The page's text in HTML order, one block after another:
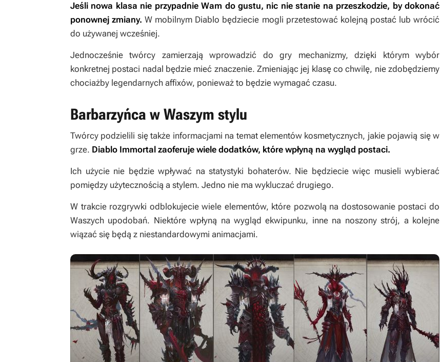
Jeśli nowa klasa nie przypadnie Wam do gustu, nic nie stanie na przeszkodzie, by dokonać
ponownej zmiany. W mobilnym Diablo będziecie mogli przetestować kolejną postać lub wrócić
do używanej wcześniej.
Jednocześnie twórcy zamierzają wprowadzić do gry mechanizmy, dzięki którym wybór
konkretnej postaci nadal będzie mieć znaczenie. Zmieniając jej klasę co chwilę, nie zdobędziemy
chociażby legendarnych affixów, ponieważ to będzie wymagać czasu.
Barbarzyńca w Waszym stylu
Twórcy podzielili się także informacjami na temat elementów kosmetycznych, jakie pojawią się w
grze. Diablo Immortal zaoferuje wiele dodatków, które wpłyną na wygląd postaci.
Ich użycie nie będzie wpływać na statystyki bohaterów. Nie będziecie więc musieli wybierać
pomiędzy użytecznością a stylem. Jedno nie ma wykluczać drugiego.
W trakcie rozgrywki odblokujecie wiele elementów, które pozwolą na dostosowanie postaci do
Waszych upodobań. Niektóre wpłyną na wygląd ekwipunku, inne na noszony strój, a kolejne
wiązać się będą z niestandardowymi animacjami.